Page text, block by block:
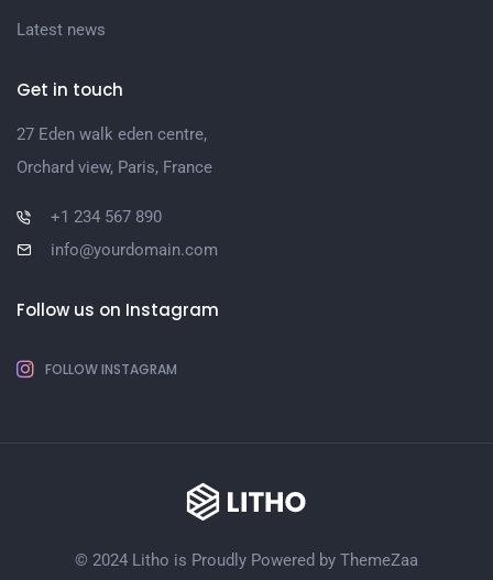
Latest news
Get in touch
27 Eden walk eden centre,
Orchard view, Paris, France
+1 234 567 890
info@yourdomain.com
Follow us on Instagram
FOLLOW INSTAGRAM
© 2024 Litho is Proudly Powered by ThemeZaa